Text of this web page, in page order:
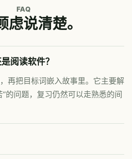
FAQ
虑说清楚。
阅读软件？
再把目标词嵌入故事里。它主要解
的问题，复习仍然可以走熟悉的间